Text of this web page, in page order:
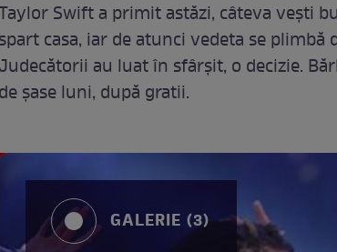
Swift a primit astăzi, câteva vești
spart casa, iar de atunci vedeta se
Judecătorii au luat în sfârșit, o decizie.
de șase luni, după gratii.
GALERIE (3)